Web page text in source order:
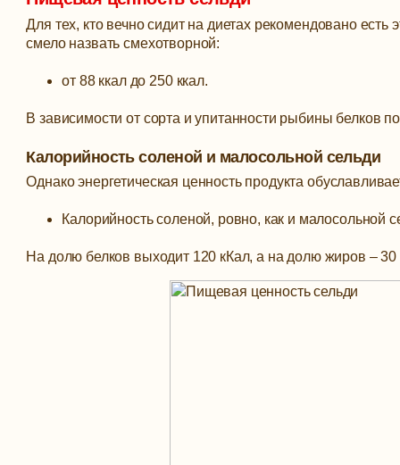
Для тех, кто вечно сидит на диетах рекомендовано
смело назвать смехотворной:
от 88 ккал до 250 ккал.
В зависимости от сорта и упитанности рыбины белков
Калорийность соленой и малосольной сельди
Однако энергетическая ценность продукта
Калорийность соленой, ровно, как и малосольной
На долю белков выходит 120 кКал, а на долю жиров – 30